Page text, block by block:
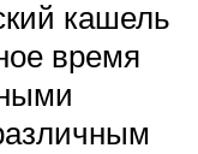
кашель
время